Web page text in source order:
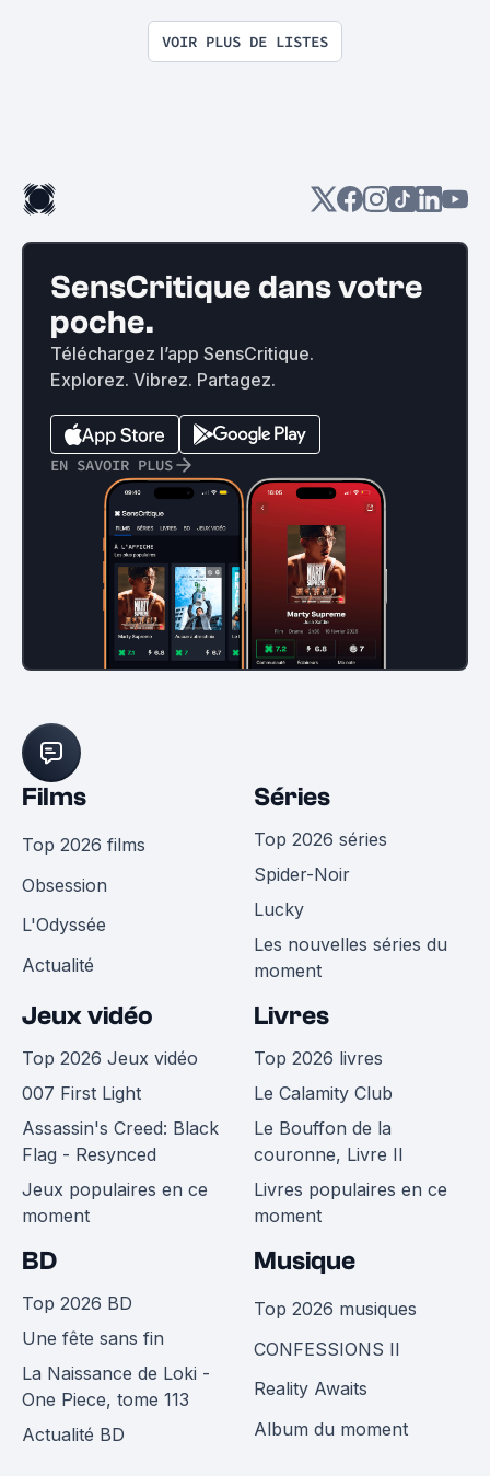
VOIR PLUS DE LISTES
SensCritique dans votre
poche.
Téléchargez l’app SensCritique.
Explorez. Vibrez. Partagez.
EN SAVOIR PLUS
Films
Top 2026 films
Obsession
L'Odyssée
Actualité
Séries
Top 2026 séries
Spider-Noir
Lucky
Les nouvelles séries du
moment
Jeux vidéo
Top 2026 Jeux vidéo
007 First Light
Assassin's Creed: Black
Flag - Resynced
Jeux populaires en ce
moment
Livres
Top 2026 livres
Le Calamity Club
Le Bouffon de la
couronne, Livre II
Livres populaires en ce
moment
BD
Top 2026 BD
Une fête sans fin
La Naissance de Loki -
One Piece, tome 113
Actualité BD
Musique
Top 2026 musiques
CONFESSIONS II
Reality Awaits
Album du moment